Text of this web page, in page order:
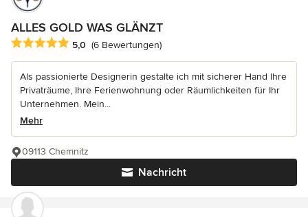
ALLES GOLD WAS GLÄNZT
Durchschnittliche Bewertung: 5 von 5 Sternen
5,0 (6 Bewertungen)
Als passionierte Designerin gestalte ich mit sicherer Hand Ihre
Privaträume, Ihre Ferienwohnung oder Räumlichkeiten für Ihr
Unternehmen. Mein...
Mehr
Nachricht
09113 Chemnitz